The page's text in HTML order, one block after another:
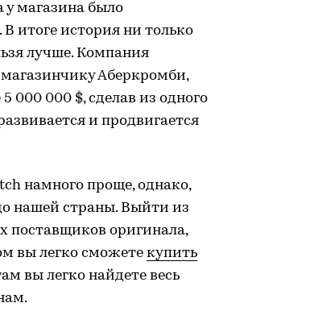
у магазина было
итоге история ни только
лучше. Компания
Аберкромби,
000 000 $, сделав из одного
и продвигается
намного проще, однако,
нашей страны. Выйти из
поставщиков оригинала,
вы легко сможете купить
вы легко найдете весь